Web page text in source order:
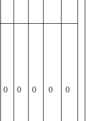
0 0 0 0 0